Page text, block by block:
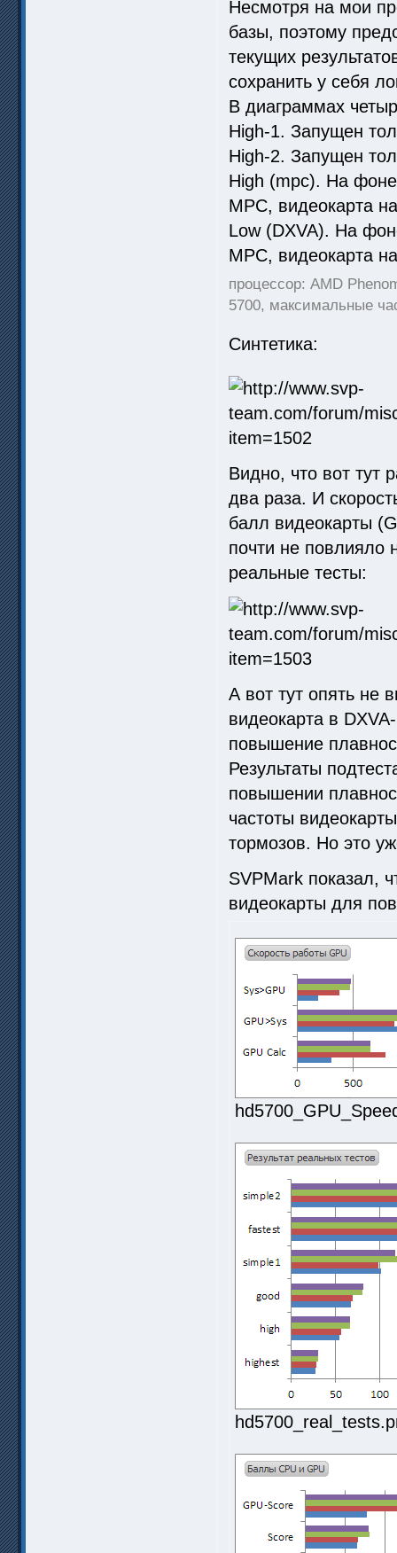
Несмотря на мои
базы, поэтому
текущих
сохранить у себя
В диаграммах
High-1. Запущен
High-2. Запущен
High (mpc). На фоне
MPC, видеокарта
Low (DXVA). На
MPC, видеокарта
процессор: AMD
5700, максимальные
Синтетика:
Видно, что вот тут
два раза. И
балл видеокарты
почти не повлияло
реальные тесты:
А вот тут опять не
видеокарта в
повышение
Результаты
повышении
частоты
тормозов. Но это
SVPMark показал,
видеокарты для